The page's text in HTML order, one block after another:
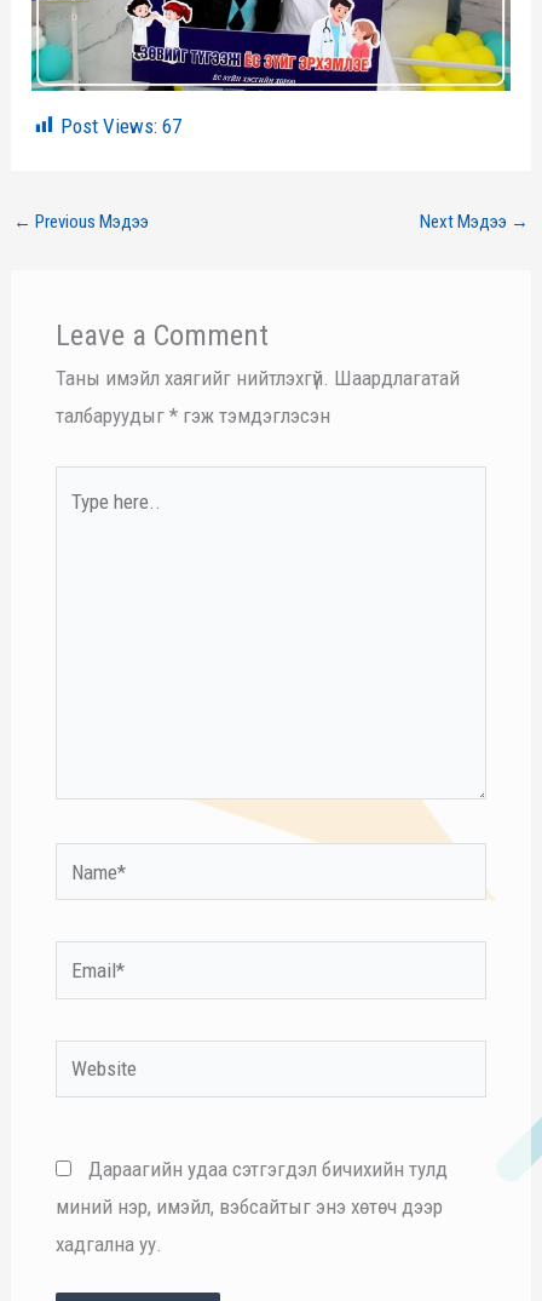
Post Views: 67
← Previous Мэдээ Next Мэдээ →
Leave a Comment
Таны имэйл хаягийг нийтлэхгүй. Шаардлагатай
талбаруудыг *гэж тэмдэглэсэн
here..
Name*
Email*
Website
Дараагийн удаа сэтгэгдэл бичихийн тулд
миний нэр, имэйл, вэбсайтыг энэ хөтөч дээр
хадгална уу.